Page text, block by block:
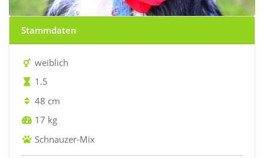
Stammdaten
weiblich
1.5
48 cm
17 kg
Schnauzer-Mix